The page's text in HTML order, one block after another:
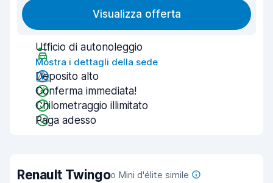
Visualizza offerta
Ufficio di autonoleggio
Mostra i dettagli della sede
Deposito alto
Conferma immediata!
Chilometraggio illimitato
Paga adesso
Renault Twingoo Mini d'élite simile